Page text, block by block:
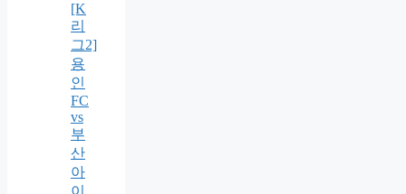
[K
리
그2]
용
인
FC
vs
부
산
아
이